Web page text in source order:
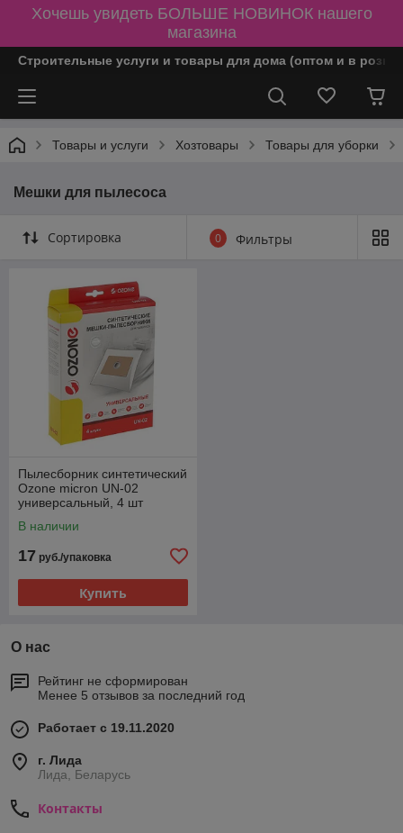
Хочешь увидеть БОЛЬШЕ НОВИНОК нашего
магазина
Строительные услуги и товары для дома (оптом и в
Товары и услуги Хозтовары Товары для уборки
Мешки для пылесоса
Сортировка 0 Фильтры
Пылесборник синтетический
Ozone micron UN-02
универсальный, 4 шт
В наличии
17 руб./упаковка
Купить
О нас
Рейтинг не сформирован
Менее 5 отзывов за последний год
Работает с 19.11.2020
г. Лида
Лида, Беларусь
Контакты